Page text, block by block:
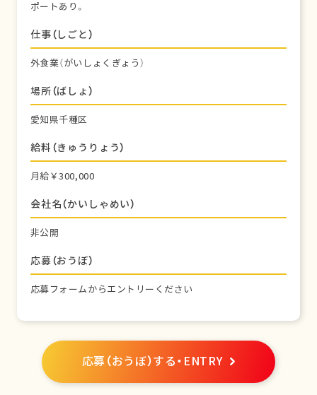
ポートあり。
仕事（しごと）
外食業（がいしょくぎょう）
場所（ばしょ）
愛知県千種区
給料（きゅうりょう）
月給￥300,000
会社名（かいしゃめい）
非公開
応募（おうぼ）
応募フォームからエントリーください
応募（おうぼ）する・ENTRY